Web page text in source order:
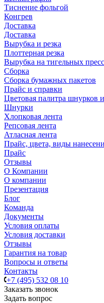
Тиснение фольгой
Конгрев
Доставка
Доставка
Вырубка и резка
Плоттерная резка
Вырубка на тигельных
Сборка
Сборка бумажных пакетов
Прайс и справки
Цветовая палитра шнурков
Шнурки
Хлопковая лента
Репсовая лента
Атласная лента
Прайс, цвета, виды
Прайс
Отзывы
О Компании
О компании
Презентация
Блог
Команда
Документы
Условия оплаты
Условия доставки
Отзывы
Гарантия на товар
Вопросы и ответы
Контакты
+7 (495) 532 08 10
Заказать звонок
Задать вопрос